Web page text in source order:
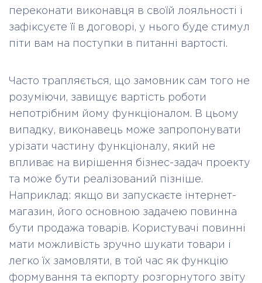
переконати виконавця в своїй лояльності і
зафіксуєте її в договорі, у нього буде стимул
піти вам на поступки в питанні вартості.
Часто трапляється, що замовник сам того не
розуміючи, завищує вартість роботи
непотрібним йому функціоналом. В цьому
випадку, виконавець може запропонувати
урізати частину функціоналу, який не
впливає на вирішення бізнес-задач проекту
та може бути реалізований пізніше.
Наприклад: якщо ви запускаєте інтернет-
магазин, його основною задачею повинна
бути продажа товарів. Користувачі повинні
мати можливість зручно шукати товари і
легко їх замовляти, в той час як функцію
формування та екпорту розгорнутого звіту